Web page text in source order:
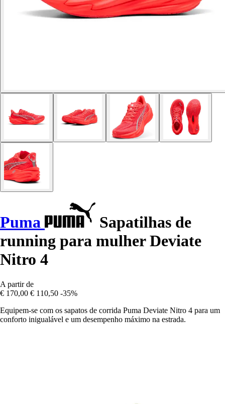
Puma
Sapatilhas de
running para mulher Deviate
Nitro 4
A partir de
€ 170,00 € 110,50 -35%
Equipem-se com os sapatos de corrida Puma Deviate Nitro 4 para um
conforto inigualável e um desempenho máximo na estrada.